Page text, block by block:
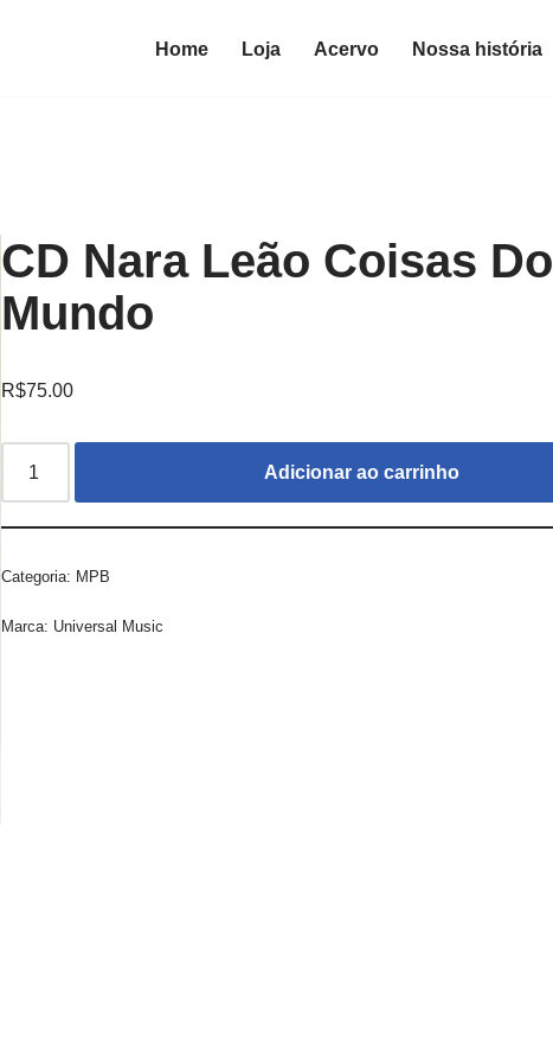
Home Loja Acervo Nossa história
CD Nara Leão Coisas Do
Mundo
R$75.00
Adicionar ao carrinho
Categoria: MPB
Marca: Universal Music